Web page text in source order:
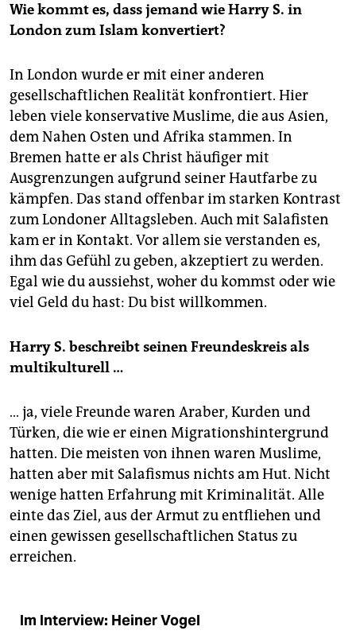
Wie kommt es, dass jemand wie Harry S. in
London zum Islam konvertiert?
In London wurde er mit einer anderen
gesellschaftlichen Realität konfrontiert. Hier
leben viele konservative Muslime, die aus Asien,
dem Nahen Osten und Afrika stammen. In
Bremen hatte er als Christ häufiger mit
Ausgrenzungen aufgrund seiner Hautfarbe zu
kämpfen. Das stand offenbar im starken Kon­trast
zum Londoner Alltagsleben. Auch mit Salafisten
kam er in Kontakt. Vor allem sie verstanden es,
ihm das Gefühl zu geben, akzeptiert zu werden.
Egal wie du aussiehst, woher du kommst oder wie
viel Geld du hast: Du bist willkommen.
Harry S. beschreibt seinen Freundeskreis als
multikulturell …
… ja, viele Freunde waren Araber, Kurden und
Türken, die wie er einen Migrationshintergrund
hatten. Die meisten von ihnen waren Muslime,
hatten aber mit Salafismus nichts am Hut. Nicht
wenige hatten Erfahrung mit Kriminalität. Alle
einte das Ziel, aus der Armut zu entfliehen und
einen gewissen gesellschaftlichen Status zu
erreichen.
Im Interview: Heiner Vogel